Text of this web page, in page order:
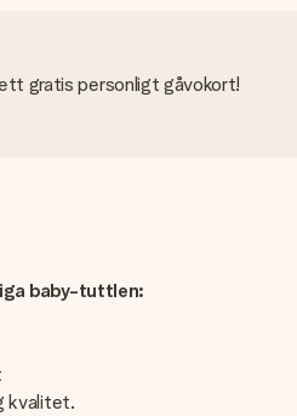
gratis personligt gåvokort!
baby-tuttlen:
kvalitet.